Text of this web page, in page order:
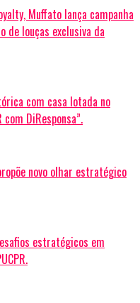
Muffato lança campanha
de louças exclusiva da
com casa lotada no
DiResponsa”.
novo olhar estratégico
estratégicos em